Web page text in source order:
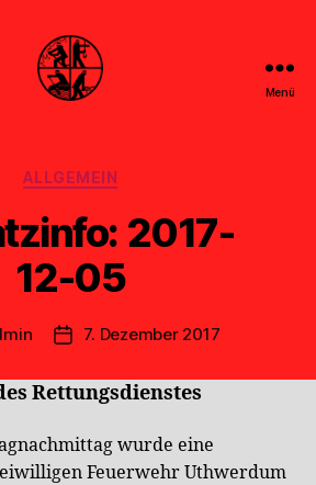
Menü
Kategorien
ALLGEMEIN
2017-
12-05
Veröffentlichungsdatum
7. Dezember 2017
Rettungsdienstes
wurde eine
Feuerwehr Uthwerdum